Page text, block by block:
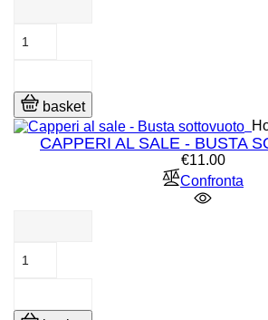
basket
CAPPERI AL SALE - BUSTA
€11.00Price
Confronta